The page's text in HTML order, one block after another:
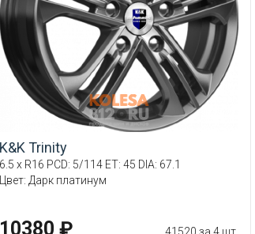
K&K Trinity
6.5 x R16 PCD: 5/114 ET: 45 DIA: 67.1
Цвет: Дарк платинум
10380 ₽